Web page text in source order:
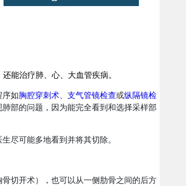
能治疗肺、心、大血管疾病。
如胸腔穿刺术、支气管镜检查或纵隔镜检
部的问题，因为能完全看到和选择采样部
尽可能多地看到并将其切除。
切开术），也可以从一侧肋骨之间的后方